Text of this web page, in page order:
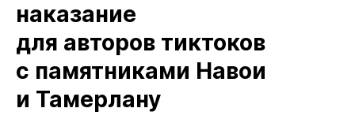
наказание
для авторов тиктоков
с памятниками Навои
и Тамерлану